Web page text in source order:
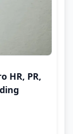
HR, PR,